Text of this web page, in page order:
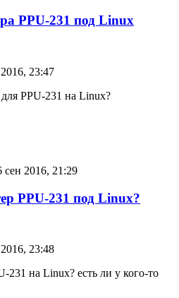
PPU-231 под Linux
23:47
PPU-231 на Linux?
сен 2016, 21:29
PPU-231 под Linux?
23:48
231 на Linux? есть ли у кого-то